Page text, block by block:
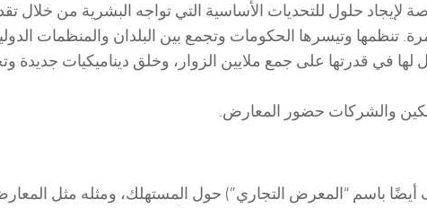
حلول للتحديات الأساسية التي تواجه البشرية من خلال
تنظمها وتيسرها الحكومات وتجمع بين البلدان والمنظمات
لها في قدرتها على جمع ملايين الزوار، وخلق ديناميكيات جديدة
والشركات حضور المعارض.
باسم “المعرض التجاري”) حول المستهلك، ومثله مثل